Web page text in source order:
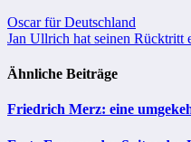
Beitragsnavigation
Oscar für Deutschland
Jan Ullrich hat seinen Rücktritt
Ähnliche Beiträge
Friedrich Merz: eine